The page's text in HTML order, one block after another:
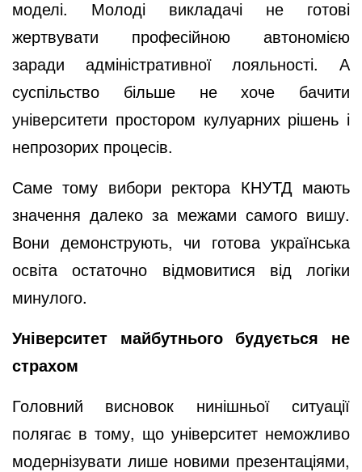
моделі. Молоді викладачі не готові
жертвувати професійною автономією
заради адміністративної лояльності. А
суспільство більше не хоче бачити
університети простором кулуарних рішень і
непрозорих процесів.
Саме тому вибори ректора КНУТД мають
значення далеко за межами самого вишу.
Вони демонструють, чи готова українська
освіта остаточно відмовитися від логіки
минулого.
Університет майбутнього будується не
страхом
Головний висновок нинішньої ситуації
полягає в тому, що університет неможливо
модернізувати лише новими презентаціями,